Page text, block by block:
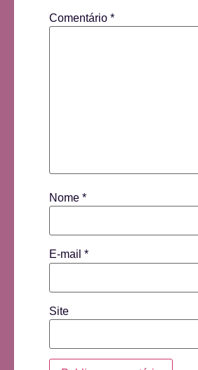
Comentário *
Nome *
E-mail *
Site